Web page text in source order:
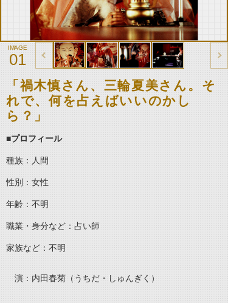
01
「禍木慎さん、三輪夏美さん。そ
れで、何を占えばいいのかし
ら？」
■プロフィール
種族：人間
性別：女性
年齢：不明
職業・身分など：占い師
家族など：不明
演：内田春菊（うちだ・しゅんぎく）